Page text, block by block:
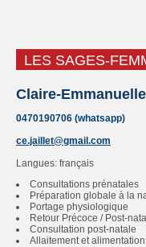
LES SAGES-
Claire-
0470190706 (whatsapp)
ce.jaillet@gmail.com
Langues: français
Consultations prénatales
Préparation globale à la
Portage physiologique
Retour Précoce / Post-
Consultation post-natale
Allaitement et